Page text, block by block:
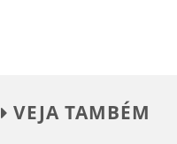
VEJA TAMBÉM